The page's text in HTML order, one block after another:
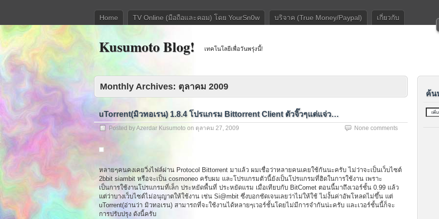
Home TV Online (มือถือและคอม) โดย YourSn0w บริจาค (True Money/Paypal) เกี่ยวกับ
Kusumoto Blog! เทคโนโลยีเพื่อวันพรุ่งนี้!
Monthly Archives: ตุลาคม 2009
uTorrent(มิวทอเรน) 1.8.4 โปรแกรม Bittorrent Client ตัวจิ๊วๆแต่แจ่ว…
Posted by Azerdar Kusumoto on ตุลาคม 27, 2009 None comments
หลายๆคนคงเคยวิ่งไฟล์ผ่าน Protocol Bittorrent มาแล้ว ผมเชื่อว่าหลายคนเคยใช้กันนะครับ ไม่ว่าจะเป็นเว็บไซต์
2bbit siambit หรือจะเป็น cosmoneo ครับผม และโปรแกรมตัวนี้ยังเป็นโปรแกรมที่ฮิดในการใช้งาน เพราะ
เป็นการใช้งานโปรแกรมที่เล็ก ประหยัดพื้นที่ ประหยัดแรม เมื่อเทียบกับ BitComet ตอนนี้มาถึงเวอร์ชั้น 0.99 แล้ว
แต่ว่าบางเว็บไซต์ไม่อนุญาตให้ใช้งาน เช่น Si@mbit ซึ่งบอกชัดเจนเลยว่าไม่ให้ใช้ ไม่งั้นค่าอัพโหลดไม่ขึ้น แต่
uTorrent(อ่านว่า มิวทอเรน) สามารถที่จะใช้งานได้หลายๆเวอร์ชั้นโดยไม่มีการจำกันน่ะครับ และเวอร์ชั้นนี้ก็จะ
การปรับปรุง ดังนี้ครับ
ค้น